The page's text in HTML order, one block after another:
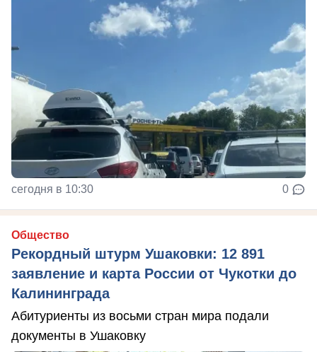
сегодня в 10:30 0
Общество
Рекордный штурм Ушаковки: 12 891
заявление и карта России от Чукотки до
Калининграда
Абитуриенты из восьми стран мира подали
документы в Ушаковку